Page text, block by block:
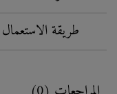
طريقة الاستعمال